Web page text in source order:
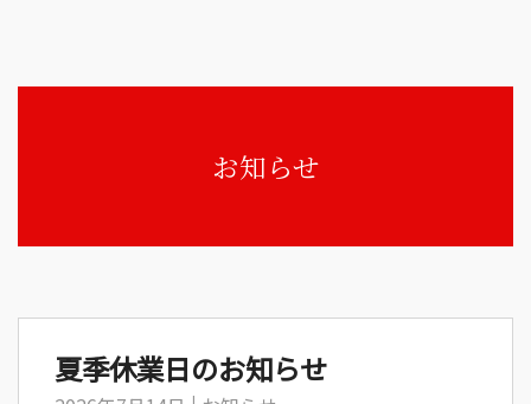
お知らせ
夏季休業日のお知らせ